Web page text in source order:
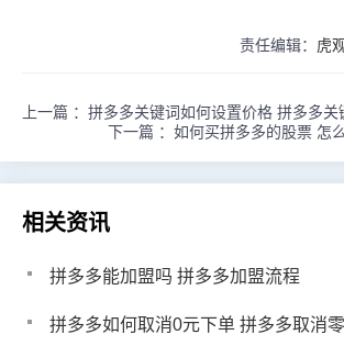
责任编辑： 虎
上一篇 ： 拼多多关键词如何设置价格 拼多多关
下一篇 ： 如何买拼多多的股票 怎
相关资讯
拼多多能加盟吗 拼多多加盟流程
拼多多如何取消0元下单 拼多多取消零元下单的步骤